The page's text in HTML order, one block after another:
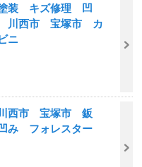
装 キズ修理 凹
西市 宝塚市 カ
ニ
西市 宝塚市 鈑
フォレスター